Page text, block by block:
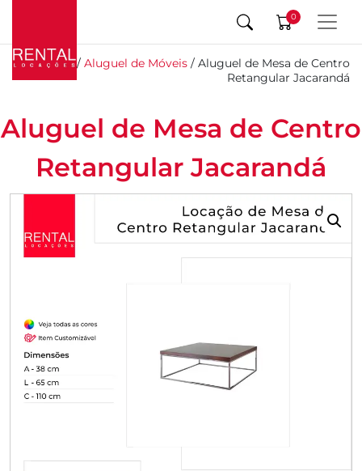
0
Início/ Aluguel de Móveis / Aluguel de Mesa de Centro
Retangular Jacarandá
Aluguel de Mesa de Centro
Retangular Jacarandá